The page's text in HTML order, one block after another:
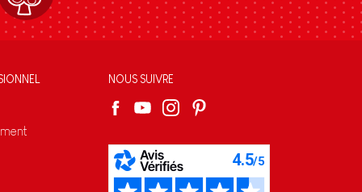
NOUS SUIVRE